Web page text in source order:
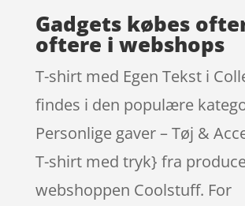
Gadgets købes
oftere i webshops
T-shirt med Egen Tekst i
findes i den populære
Personlige gaver – Tøj &
T-shirt med tryk} fra
webshoppen Coolstuff. For